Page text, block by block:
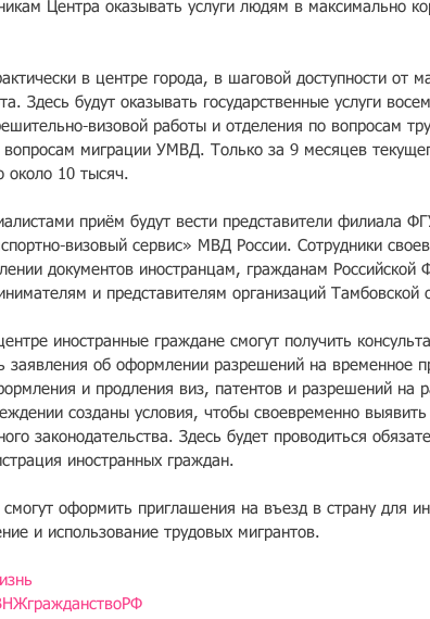
Центра оказывать услуги людям в максимально
в центре города, в шаговой доступности от
Здесь будут оказывать государственные услуги
визовой работы и отделения по вопросам
вопросам миграции УМВД. Только за 9 месяцев
около 10 тысяч.
приём будут вести представители филиала
визовый сервис» МВД России. Сотрудники
документов иностранцам, гражданам Российской
и представителям организаций Тамбовской
иностранные граждане смогут получить
заявления об оформлении разрешений на временное
и продления виз, патентов и разрешений на
созданы условия, чтобы своевременно выявить
законодательства. Здесь будет проводиться
иностранных граждан.
оформить приглашения на въезд в страну для
и использование трудовых мигрантов.